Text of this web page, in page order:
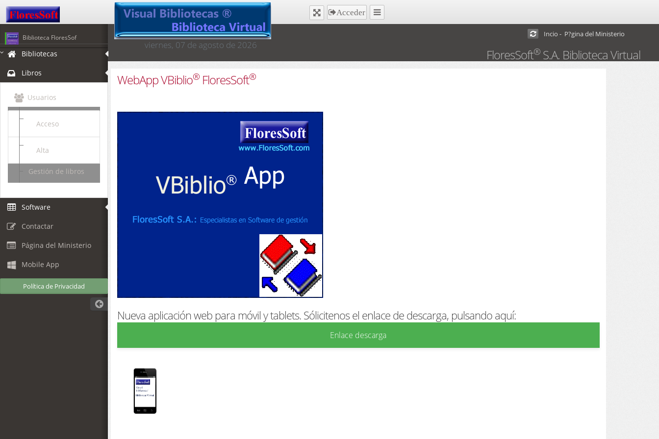
viernes, 07 de agosto de 2026
Acceder
Biblioteca FloresSof
Bibliotecas
Libros
Usuarios
Acceso
Alta
Gestión de libros
Software
Contactar
Página del Ministerio
Mobile App
Política de Privacidad
Incio - P?gina del Ministerio
FloresSoft® S.A. Biblioteca Virtual
WebApp VBiblio®FloresSoft®
Nueva aplicación web para móvil y tablets. Sólicitenos el enlace de descarga, pulsando aquí:
Enlace descarga